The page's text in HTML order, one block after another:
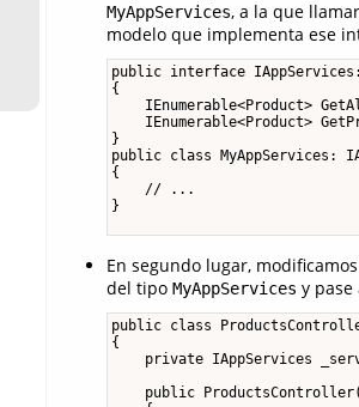
MyAppServices, a la que
modelo que implementa ese
public interface
{
IEnumerable<Product>
IEnumerable<Product>
}
public class MyAppServices:
{
    // ...
}
En segundo lugar,
del tipo MyAppServices y
public class
{
private IAppServices
public